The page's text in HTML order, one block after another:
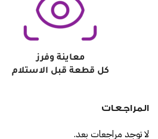
معاينة وفرز
كل قطعة قبل الاستلام
المراجعات
لا توجد مراجعات بعد.